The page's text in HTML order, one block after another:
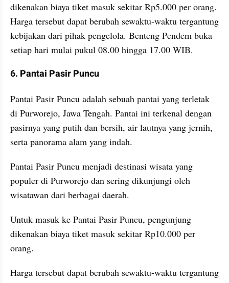
dikenakan biaya tiket masuk sekitar Rp5.000 per orang.
Harga tersebut dapat berubah sewaktu-waktu tergantung
kebijakan dari pihak pengelola. Benteng Pendem buka
setiap hari mulai pukul 08.00 hingga 17.00 WIB.
6. Pantai Pasir Puncu
Pantai Pasir Puncu adalah sebuah pantai yang terletak
di Purworejo, Jawa Tengah. Pantai ini terkenal dengan
pasirnya yang putih dan bersih, air lautnya yang jernih,
serta panorama alam yang indah.
Pantai Pasir Puncu menjadi destinasi wisata yang
populer di Purworejo dan sering dikunjungi oleh
wisatawan dari berbagai daerah.
Untuk masuk ke Pantai Pasir Puncu, pengunjung
dikenakan biaya tiket masuk sekitar Rp10.000 per
orang.
Harga tersebut dapat berubah sewaktu-waktu tergantung